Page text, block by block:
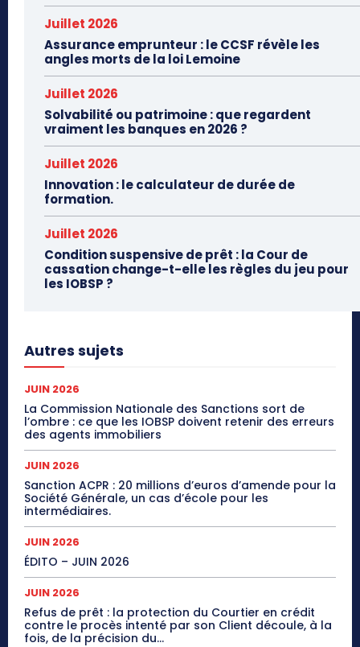
Juillet 2026
Assurance emprunteur : le CCSF révèle les
angles morts de la loi Lemoine
Juillet 2026
Solvabilité ou patrimoine : que regardent
vraiment les banques en 2026 ?
Juillet 2026
Innovation : le calculateur de durée de
formation.
Juillet 2026
Condition suspensive de prêt : la Cour de
cassation change-t-elle les règles du jeu pour
les IOBSP ?
Autres sujets
JUIN 2026
La Commission Nationale des Sanctions sort de
l’ombre : ce que les IOBSP doivent retenir des erreurs
des agents immobiliers
JUIN 2026
Sanction ACPR : 20 millions d’euros d’amende pour la
Société Générale, un cas d’école pour les
intermédiaires.
JUIN 2026
ÉDITO – JUIN 2026
JUIN 2026
Refus de prêt : la protection du Courtier en crédit
contre le procès intenté par son Client découle, à la
fois, de la précision du...